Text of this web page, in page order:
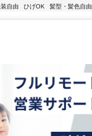
装自由 ひげOK 髪型・髪色自由